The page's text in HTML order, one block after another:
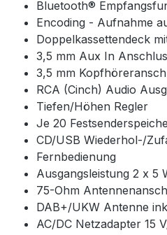
Bluetooth®
Encoding - Aufnahme
Doppelkassettendeck
3,5 mm Aux In
3,5 mm
RCA (Cinch) Audio
Tiefen/Höhen Regler
Je 20
CD/USB Wiederhol-/
Fernbedienung
Ausgangsleistung 2 x 5
75-Ohm
DAB+/UKW Antenne
AC/DC Netzadapter 15